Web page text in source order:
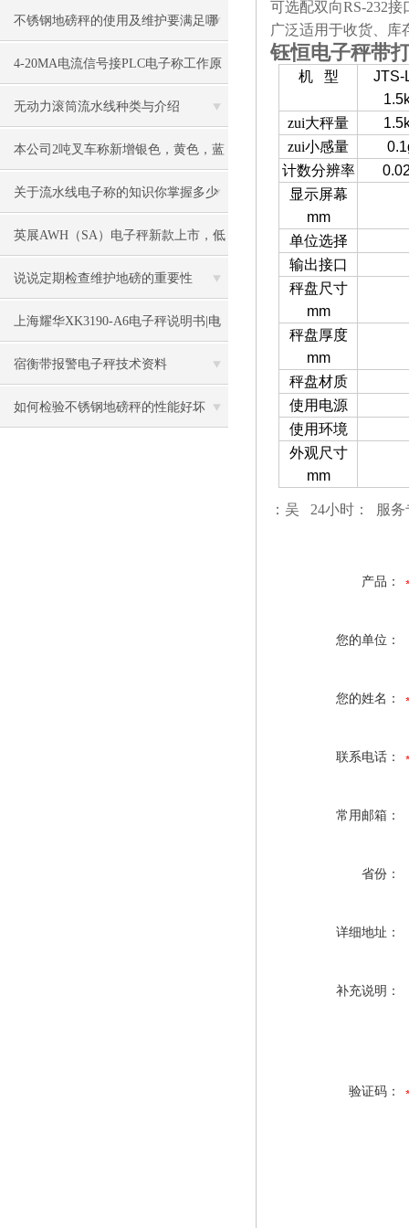
不锈钢地磅秤的使用及维护要满足哪
些要求
4-20MA电流信号接PLC电子称工作原
理
无动力滚筒流水线种类与介绍
本公司2吨叉车称新增银色，黄色，蓝
色，黑色可选
关于流水线电子称的知识你掌握多少
英展AWH（SA）电子秤新款上市，低
价冲市场
说说定期检查维护地磅的重要性
上海耀华XK3190-A6电子秤说明书|电
子秤|电子叉车称|磅秤
宿衡带报警电子秤技术资料
如何检验不锈钢地磅秤的性能好坏
可选配双向RS-232接
广泛适用于收货、库
钰恒电子秤带
机 型
JTS-
zui大秤量
zui小感量
计数分辨率
显示屏幕
mm
单位选择
输出接口
秤盘尺寸
mm
秤盘厚度
mm
秤盘材质
使用电源
使用环境
外观尺寸
mm
：吴 24小时： 服务
产品：
您的单位：
您的姓名：
联系电话：
常用邮箱：
省份：
详细地址：
补充说明：
验证码：